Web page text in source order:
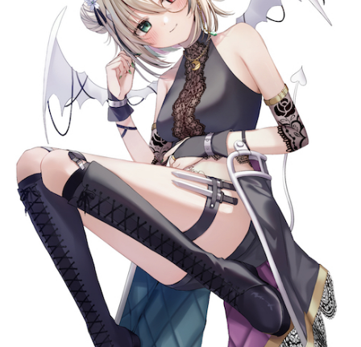
muevoコミュニティ
ぶいクラ！by muevo
FUKAKACHI+
Follow us
Official SNS